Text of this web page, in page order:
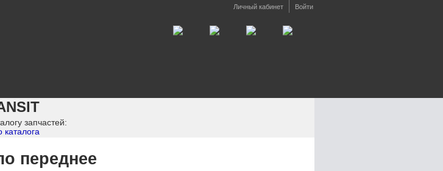
Личный кабинет Войти
запчастей:
каталога
переднее